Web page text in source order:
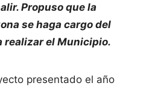
Propuso que la
se haga cargo del
realizar el Municipio.
presentado el año